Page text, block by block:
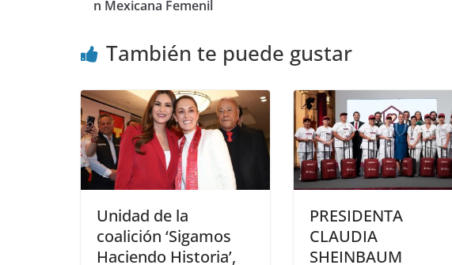
n Mexicana Femenil
También te puede gustar
Unidad de la
coalición ‘Sigamos
Haciendo Historia’,
PRESIDENTA
CLAUDIA
SHEINBAUM